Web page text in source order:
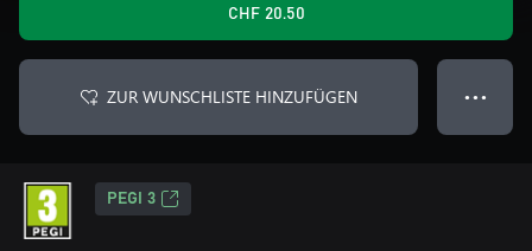
CHF 20.50
ZUR WUNSCHLISTE HINZUFÜGEN ● ● ●
PEGI 3